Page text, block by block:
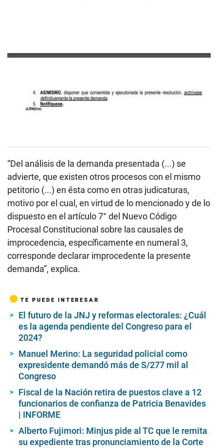
“Del análisis de la demanda presentada (...) se
advierte, que existen otros procesos con el mismo
petitorio (...) en ésta como en otras judicaturas,
motivo por el cual, en virtud de lo mencionado y de lo
dispuesto en el artículo 7° del Nuevo Código
Procesal Constitucional sobre las causales de
improcedencia, específicamente en numeral 3,
corresponde declarar improcedente la presente
demanda”, explica.
TE PUEDE INTERESAR
El futuro de la JNJ y reformas electorales: ¿Cuál
es la agenda pendiente del Congreso para el
2024?
Manuel Merino: La seguridad policial como
expresidente demandó más de S/277 mil al
Congreso
Fiscal de la Nación retira de puestos clave a 12
funcionarios de confianza de Patricia Benavides
| INFORME
Alberto Fujimori: Minjus pide al TC que le remita
su expediente tras pronunciamiento de la Corte